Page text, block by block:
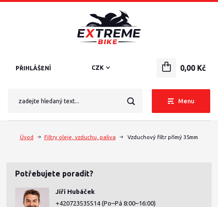
Menu
CZK
PŘIHLÁŠENÍ 0,00 Kč
Úvod Filtry oleje, vzduchu, paliva Vzduchový filtr přímý 35mm
Potřebujete poradit?
Jiří Hubáček
+420723535514 (Po–Pá 8:00–16:00)